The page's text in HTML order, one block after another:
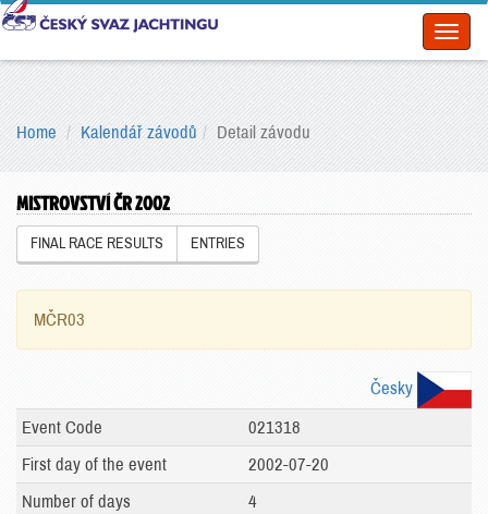
Home Kalendář závodů Detail závodu
MISTROVSTVÍ ČR 2002
FINAL RACE RESULTS ENTRIES
MČR03
Česky
Event Code
021318
First day of the event
2002-07-20
Number of days
4